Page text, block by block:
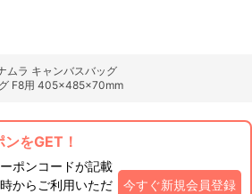
ムラ キャンバスバッグ
F8用 405×485×70mm
をGET！
ポンコードが記載
からご利用いただ
今すぐ新規会員登録